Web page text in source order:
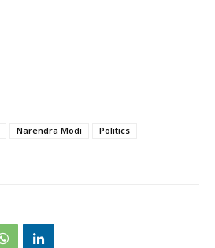
Narendra Modi
Politics